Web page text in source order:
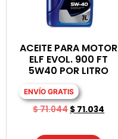
ACEITE PARA MOTOR
ELF EVOL. 900 FT
5W40 POR LITRO
ENVÍO GRATIS
$71.044$ 71.034